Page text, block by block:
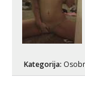
Kategorija: